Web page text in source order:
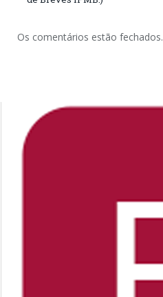
Os comentários estão fechados.